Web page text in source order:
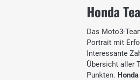
Honda
Das Moto3-
Portrait mit
Interessante
Übersicht aller
Punkten.